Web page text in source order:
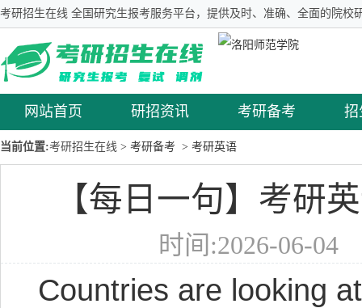
考研招生在线 全国研究生报考服务平台，提供及时、准确、全面的院校
网站首页 研招资讯 考研备考 招
当前位置:考研招生在线 > 考研备考 > 考研英语
【每日一句】考研
时间:2026-06-
Countries are looking